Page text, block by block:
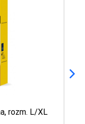
rozm. L/XL